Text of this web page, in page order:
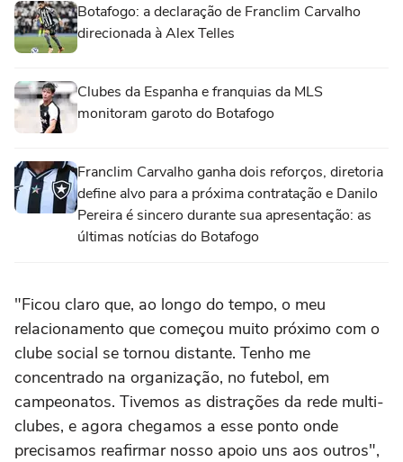
Botafogo: a declaração de Franclim Carvalho
direcionada à Alex Telles
Clubes da Espanha e franquias da MLS
monitoram garoto do Botafogo
Franclim Carvalho ganha dois reforços, diretoria
define alvo para a próxima contratação e Danilo
Pereira é sincero durante sua apresentação: as
últimas notícias do Botafogo
"Ficou claro que, ao longo do tempo, o meu
relacionamento que começou muito próximo com o
clube social se tornou distante. Tenho me
concentrado na organização, no futebol, em
campeonatos. Tivemos as distrações da rede multi-
clubes, e agora chegamos a esse ponto onde
precisamos reafirmar nosso apoio uns aos outros",